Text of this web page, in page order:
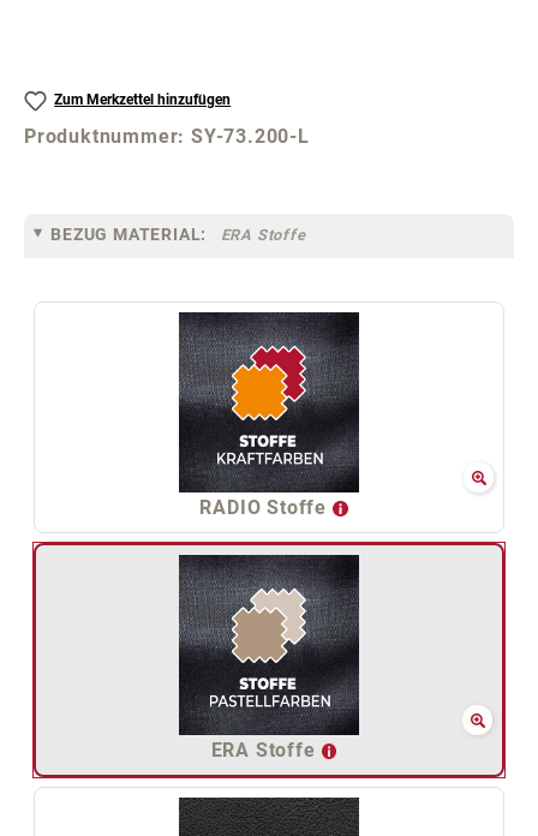
Zum Merkzettel hinzufügen
Produktnummer:SY-73.200-L
BEZUG MATERIAL: ERA Stoffe
RADIO Stoffe
ERA Stoffe